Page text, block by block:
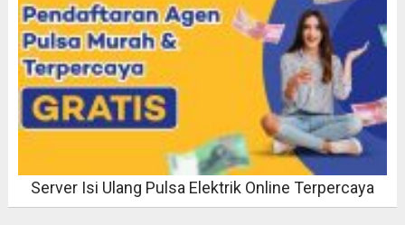
Server Isi Ulang Pulsa Elektrik Online Terpercaya